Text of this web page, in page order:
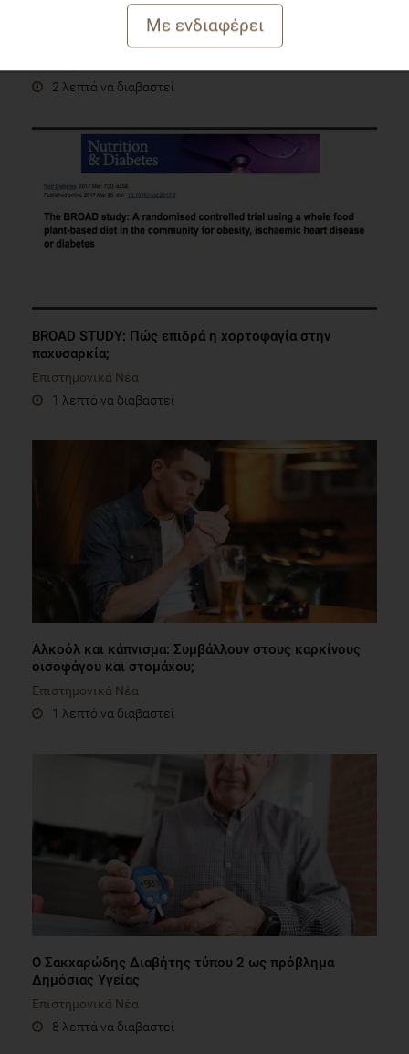
Η σημασία των Σχολικών Γευμάτων στη συνολική
ενεργειακή πρόσληψη των παιδιών
2 λεπτά να διαβαστεί
BROAD STUDY: Πώς επιδρά η χορτοφαγία στην
παχυσαρκία;
Επιστημονικά Νέα
1 λεπτό να διαβαστεί
Αλκοόλ και κάπνισμα: Συμβάλλουν στους καρκίνους
οισοφάγου και στομάχου;
Επιστημονικά Νέα
1 λεπτό να διαβαστεί
Ο Σακχαρώδης Διαβήτης τύπου 2 ως πρόβλημα
Δημόσιας Υγείας
Επιστημονικά Νέα
8 λεπτά να διαβαστεί